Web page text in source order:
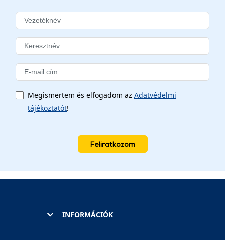
Megismertem és elfogadom az Adatvédelmi
tájékoztatót!
Feliratkozom
INFORMÁCIÓK